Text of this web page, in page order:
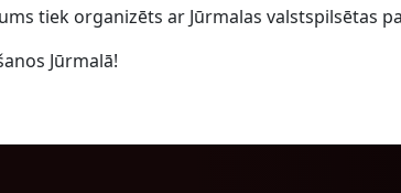
tiek organizēts ar Jūrmalas valstspilsētas
Jūrmalā!